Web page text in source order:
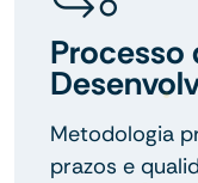
Processo
Metodologia
prazos e